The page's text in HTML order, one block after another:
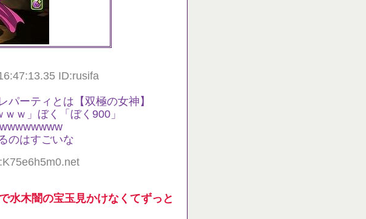
ID:rusifa
パーティとは【双極の女神】
ｗ」ぼく「ぼく900」
のはすごいな
水木闇の宝玉見かけなくてずっと